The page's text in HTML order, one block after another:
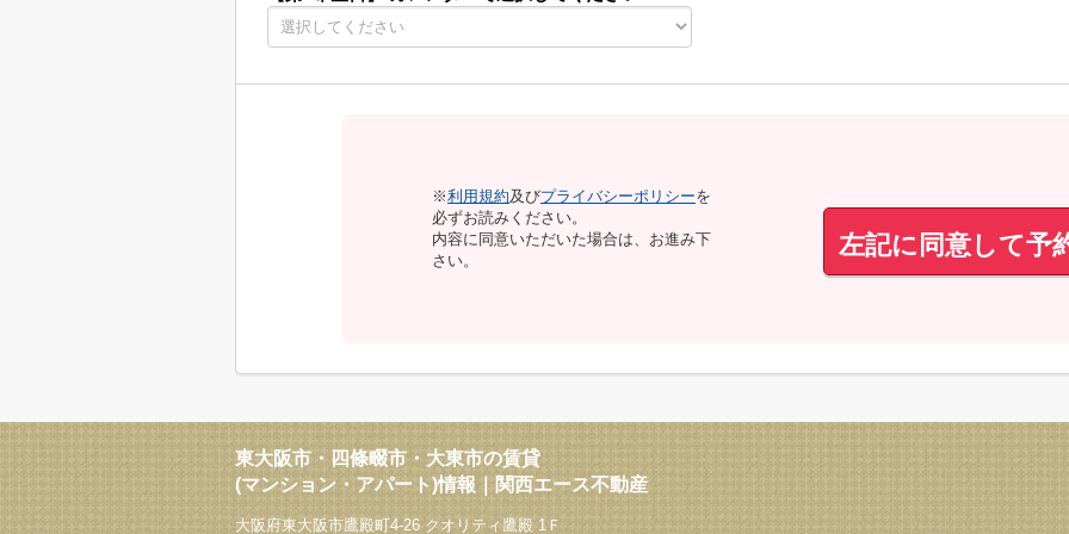
※利用規約及びプライバシーポリシーを
必ずお読みください。
内容に同意いただいた場合は、お進み下
さい。
左記に同意して予
東大阪市・四條畷市・大東市の賃貸
(マンション・アパート)情報｜関西エース不動産
大阪府東大阪市鷹殿町4-26 クオリティ鷹殿 1Ｆ